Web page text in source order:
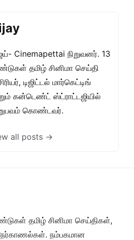
Cinemapettai நிறுவனர். 13
தமிழ் சினிமா செய்தி
டிஜிட்டல் மார்கெட்டிங்
கன்டெண்ட் ஸ்ட்ராட்டஜியில்
கொண்டவர்.
all posts →
தமிழ் சினிமா செய்திகள்,
நம்பகமான